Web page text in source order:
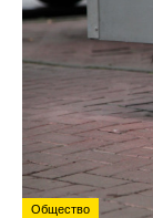
Общество